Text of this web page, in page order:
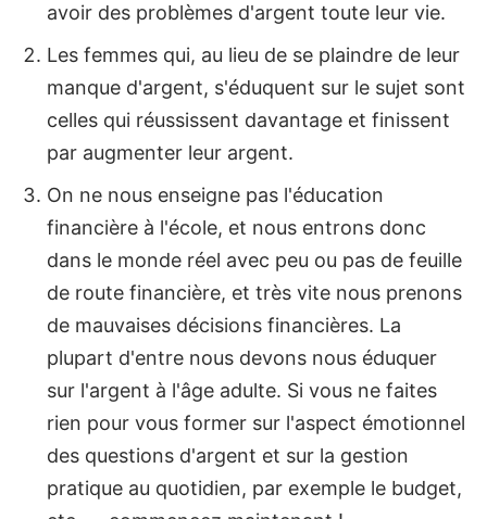
avoir des problèmes d'argent toute leur vie.
Les femmes qui, au lieu de se plaindre de leur
manque d'argent, s'éduquent sur le sujet sont
celles qui réussissent davantage et finissent
par augmenter leur argent.
On ne nous enseigne pas l'éducation
financière à l'école, et nous entrons donc
dans le monde réel avec peu ou pas de feuille
de route financière, et très vite nous prenons
de mauvaises décisions financières. La
plupart d'entre nous devons nous éduquer
sur l'argent à l'âge adulte. Si vous ne faites
rien pour vous former sur l'aspect émotionnel
des questions d'argent et sur la gestion
pratique au quotidien, par exemple le budget,